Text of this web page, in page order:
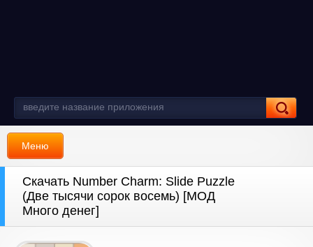
Меню
Скачать Number Charm: Slide Puzzle
(Две тысячи сорок восемь) [МОД
Много денег]